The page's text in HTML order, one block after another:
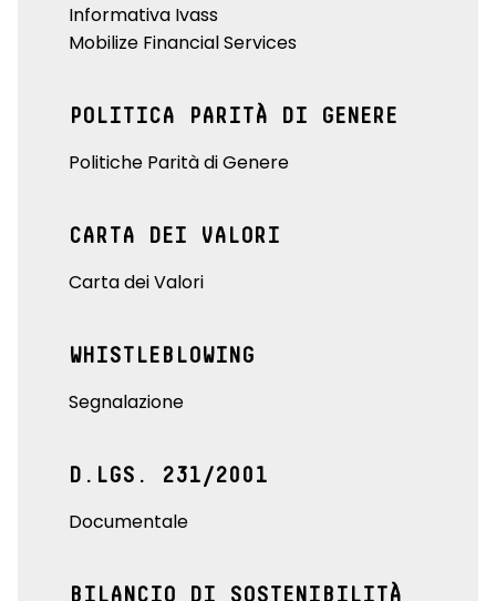
Informativa Ivass
Mobilize Financial Services
POLITICA PARITÀ DI GENERE
Politiche Parità di Genere
CARTA DEI VALORI
Carta dei Valori
WHISTLEBLOWING
Segnalazione
D.LGS. 231/2001
Documentale
BILANCIO DI SOSTENIBILITÀ